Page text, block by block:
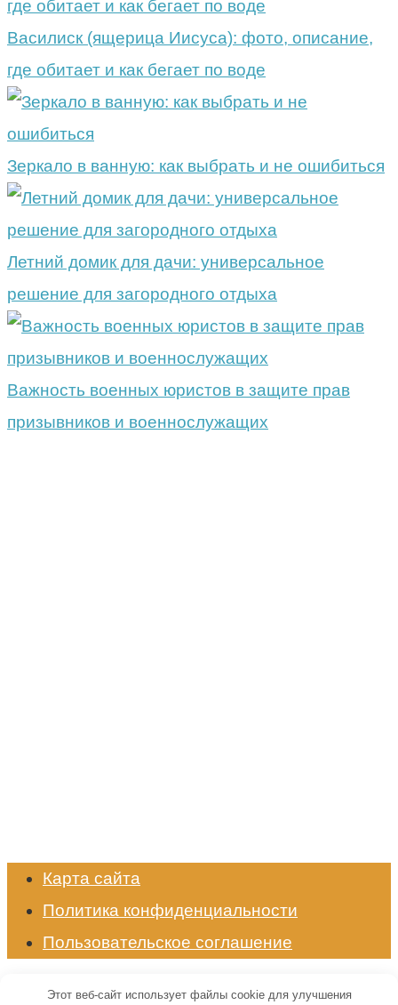
Василиск (ящерица Иисуса): фото, описание,
где обитает и как бегает по воде
Зеркало в ванную: как выбрать и не ошибиться
Летний домик для дачи: универсальное
решение для загородного отдыха
Важность военных юристов в защите прав
призывников и военнослужащих
Карта сайта
Политика конфиденциальности
Пользовательское соглашение
© 2026 Энциклопедия животных
Этот веб-сайт использует файлы cookie для улучшения